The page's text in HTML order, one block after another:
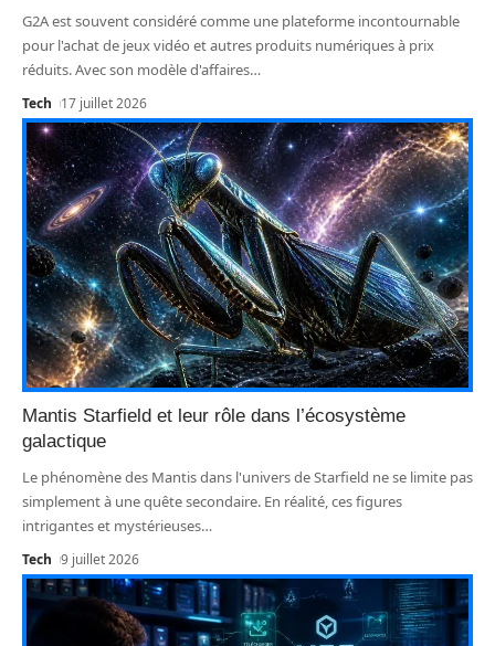
G2A est souvent considéré comme une plateforme incontournable
pour l'achat de jeux vidéo et autres produits numériques à prix
réduits. Avec son modèle d'affaires…
Tech 17 juillet 2026
Mantis Starfield et leur rôle dans l’écosystème
galactique
Le phénomène des Mantis dans l'univers de Starfield ne se limite pas
simplement à une quête secondaire. En réalité, ces figures
intrigantes et mystérieuses…
Tech 9 juillet 2026